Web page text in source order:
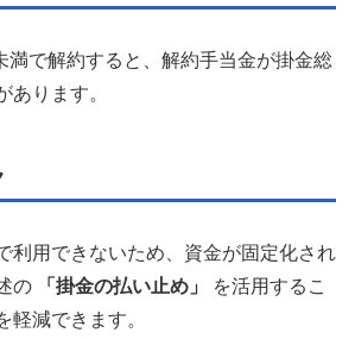
満で解約すると、解約手当金が掛金総
あります。
利用できないため、資金が固定化され
の
「掛金の払い止め」
を活用するこ
軽減できます。